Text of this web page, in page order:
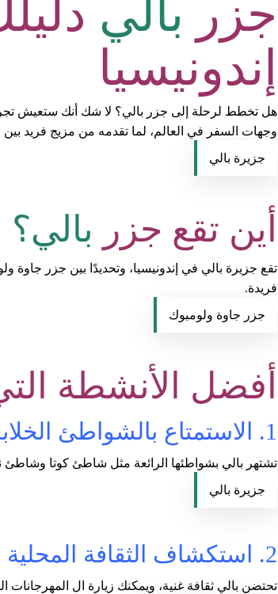
جزر بالي
إندونيسيا
هل تخطط لرحلة إلى جزر بالي؟ لا شك أنك ستعيش تجربة
وجهات السفر في العالم، لما تقدمه من مزيج فريد بين
جزيرة بالي
أين تقع جزر بالي؟
تقع جزيرة بالي في إندونيسيا، وتحديدًا بين جزر جاوة
فريدة.
جزر جاوة ولومبوك
أفضل الأنشطة
1. الاستمتاع بالشواطئ الخلابة
تشتهر بالي بشواطئها الرائعة مثل شاطئ كوتا وشاطئ
جزيرة بالي
2. استكشاف الثقافة المحلية
تحتضن بالي ثقافة غنية، ويمكنك زيارة ال المهرجانات